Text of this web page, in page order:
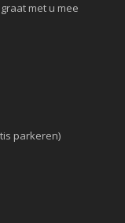
met u mee
parkeren)